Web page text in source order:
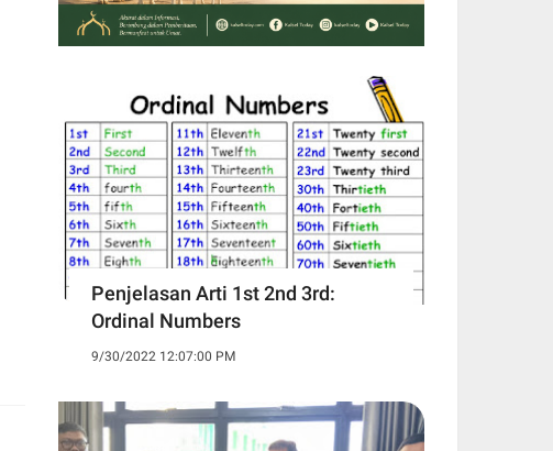
Penjelasan Arti 1st 2nd 3rd:
Ordinal Numbers
9/30/2022 12:07:00 PM